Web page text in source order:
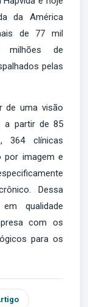
da América
de 77 mil
milhões de
pelas
de uma visão
a partir de 85
364 clínicas
por imagem e
Dessa
qualidade
com os
para os